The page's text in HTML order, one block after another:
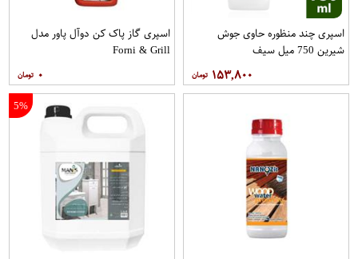
اسپری چند منظوره حاوی جوش
شیرین 750 میل سیف
۱۵۳,۸۰۰
اسپری گاز پاک کن دوآل پاور مدل
Forni & Grill
۰
5%